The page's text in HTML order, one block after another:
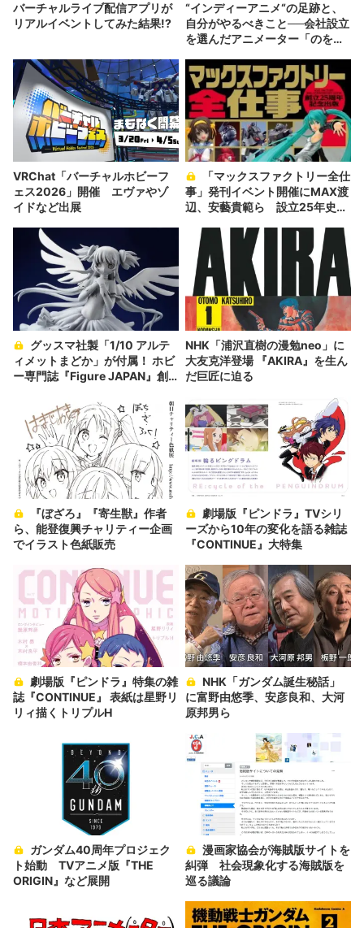
バーチャルライブ配信アプリが
リアルイベントしてみた結果!?
“インディーアニメ“の足跡と、
自分がやるべきこと──会社設立
を選んだアニメーター「のを
VRChat「バーチャルホビーフ
ェス2026」開催 エヴァやゾ
イドなど出展
事」発刊イベント開催にMAX渡
辺、安藝貴範ら 設立25年史を
ィメットまどか」が付属！ ホビ
ー専門誌『Figure JAPAN』創
NHK「浦沢直樹の漫勉neo」に
大友克洋登場 『AKIRA』を生ん
だ巨匠に迫る
ら、能登復興チャリティー企画
でイラスト色紙販売
ーズから10年の変化を語る雑誌
『CONTINUE』大特集
誌『CONTINUE』 表紙は星野リ
リィ描くトリプルH
に富野由悠季、安彦良和、大河
原邦男ら
ト始動 TVアニメ版『THE
ORIGIN』など展開
糾弾 社会現象化する海賊版を
巡る議論